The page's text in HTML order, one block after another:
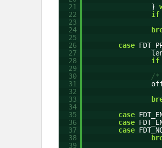
21
}
22
if
23
24
25
26
case
27
28
if
29
30
/*
31
32
33
34
35
case
36
case
37
case
38
39